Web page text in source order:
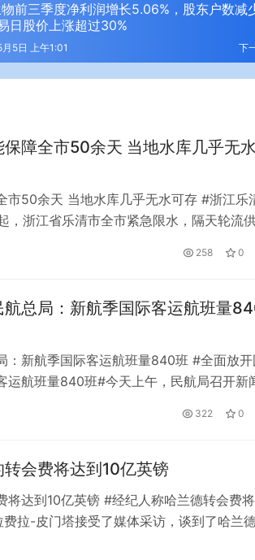
前三季度净利润增长5.06%，股东户数减
日股价上涨超过30%
下
5日 上午1:01
障全市50余天 当地水库几乎无
市50余天 当地水库几乎无水可存 #浙江乐
，浙江省乐清市全市紧急限水，隔天轮流
市，位于浙江东南沿海，西北为雁荡山，东
258 0
总局：新航季国际客运航班量
：新航季国际客运航班量840班 #全面放开
运航班量840班#今天上午，民航局召开新
班。此前网上传言称：“自10月30日起，
322 0
会费将达到10亿英镑
将达到10亿英镑 #经纪人称哈兰德转会费
拉-皮门塔接受了媒体采访，谈到了哈兰